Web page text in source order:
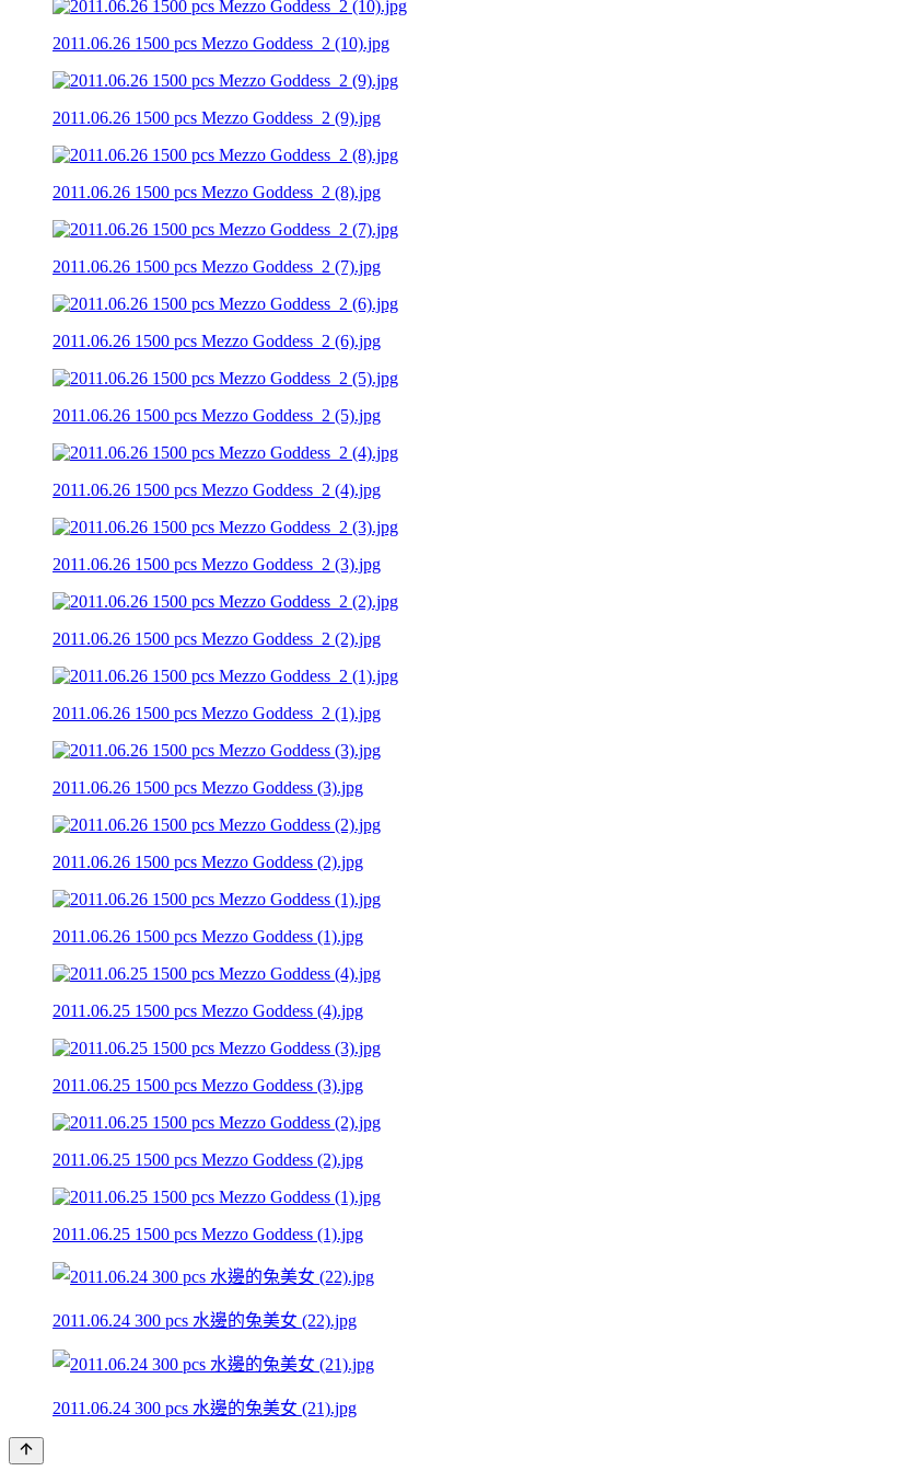
2011.06.26 1500 pcs Mezzo Goddess_2 (10).jpg
2011.06.26 1500 pcs Mezzo Goddess_2 (9).jpg
2011.06.26 1500 pcs Mezzo Goddess_2 (8).jpg
2011.06.26 1500 pcs Mezzo Goddess_2 (7).jpg
2011.06.26 1500 pcs Mezzo Goddess_2 (6).jpg
2011.06.26 1500 pcs Mezzo Goddess_2 (5).jpg
2011.06.26 1500 pcs Mezzo Goddess_2 (4).jpg
2011.06.26 1500 pcs Mezzo Goddess_2 (3).jpg
2011.06.26 1500 pcs Mezzo Goddess_2 (2).jpg
2011.06.26 1500 pcs Mezzo Goddess_2 (1).jpg
2011.06.26 1500 pcs Mezzo Goddess (3).jpg
2011.06.26 1500 pcs Mezzo Goddess (2).jpg
2011.06.26 1500 pcs Mezzo Goddess (1).jpg
2011.06.25 1500 pcs Mezzo Goddess (4).jpg
2011.06.25 1500 pcs Mezzo Goddess (3).jpg
2011.06.25 1500 pcs Mezzo Goddess (2).jpg
2011.06.25 1500 pcs Mezzo Goddess (1).jpg
2011.06.24 300 pcs 水邊的兔美女 (22).jpg
2011.06.24 300 pcs 水邊的兔美女 (21).jpg